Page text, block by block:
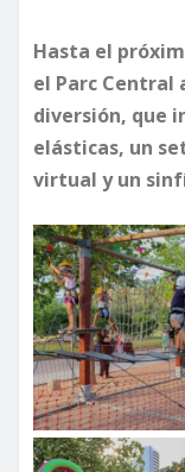
Hasta el
el Parc Central
diversión, que
elásticas, un
virtual y un